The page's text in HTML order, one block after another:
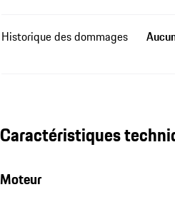
Historique des dommages
Caractéristiques
Moteur